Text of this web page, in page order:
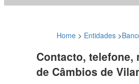
Home > Entidades >
Contacto, telefone,
de Câmbios de